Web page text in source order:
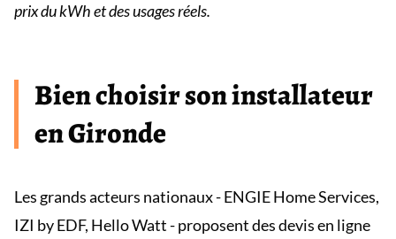
prix du kWh et des usages réels.
Bien choisir son installateur
en Gironde
Les grands acteurs nationaux - ENGIE Home Services,
IZI by EDF, Hello Watt - proposent des devis en ligne